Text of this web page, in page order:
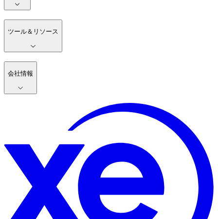
ツール＆リソース
会社情報